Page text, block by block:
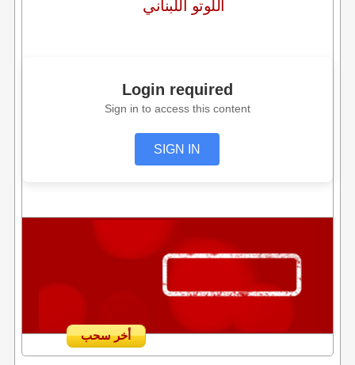
اللوتو اللبناني
Login required
Sign in to access this content
SIGN IN
أخر سحب